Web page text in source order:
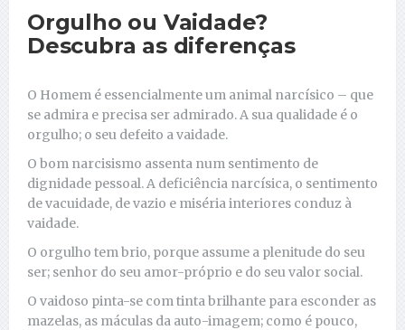
Orgulho ou Vaidade?
Descubra as diferenças
O Homem é essencialmente um animal narcísico – que
se admira e precisa ser admirado. A sua qualidade é o
orgulho; o seu defeito a vaidade.
O bom narcisismo assenta num sentimento de
dignidade pessoal. A deficiência narcísica, o sentimento
de vacuidade, de vazio e miséria interiores conduz à
vaidade.
O orgulho tem brio, porque assume a plenitude do seu
ser; senhor do seu amor-próprio e do seu valor social.
O vaidoso pinta-se com tinta brilhante para esconder as
mazelas, as máculas da auto-imagem; como é pouco,